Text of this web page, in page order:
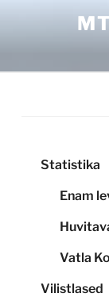
Statistika
Enam
Vatla
Vilistlased